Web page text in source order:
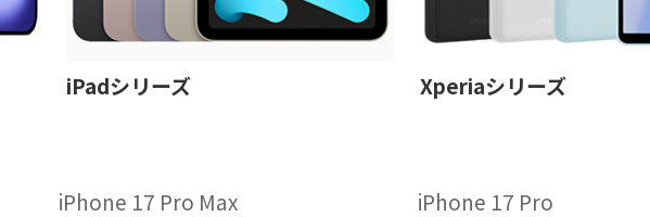
iPadシリーズ Xperiaシリーズ
iPhone 17 Pro Max
iPhone 17 Pro